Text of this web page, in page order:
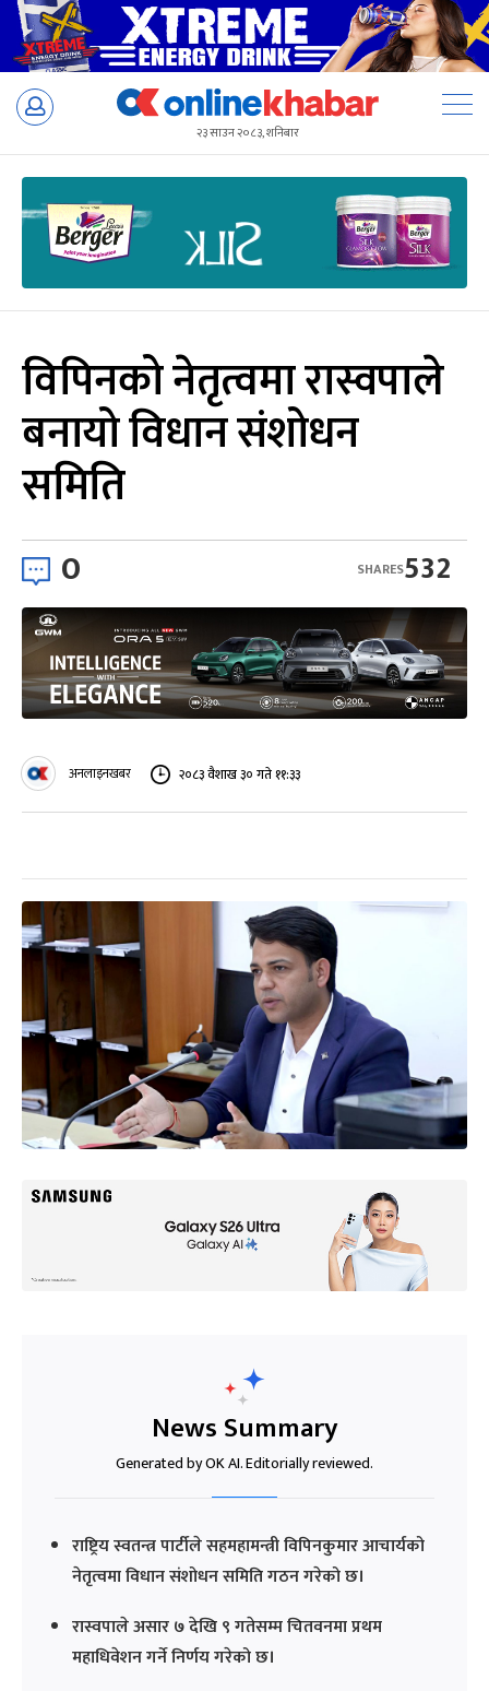
Skip
२३ साउन २०८३, शनिबार
विपिनको नेतृत्वमा रास्वपाले
बनायो विधान संशोधन
समिति
0 532
SHARES
अनलाइनखबर २०८३ वैशाख ३० गते ११:३३
News Summary
Generated by OK AI. Editorially reviewed.
राष्ट्रिय स्वतन्त्र पार्टीले सहमहामन्त्री विपिनकुमार आचार्यको
नेतृत्वमा विधान संशोधन समिति गठन गरेको छ।
रास्वपाले असार ७ देखि ९ गतेसम्म चितवनमा प्रथम
महाधिवेशन गर्ने निर्णय गरेको छ।